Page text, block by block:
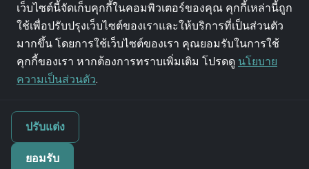
นโยบายความเป็นส่วนตัว
พันธมิตร
llms.txt
©
iSolve Sp z o.o. | VAT: PL9571126650 | al. Grunwaldzka 56/202, 80-309
เว็บไซต์นี้จัดเก็บคุกกี้ในคอมพิวเตอร์ของคุณ คุกกี้เหล่านี้ถูก
ใช้เพื่อปรับปรุงเว็บไซต์ของเราและให้บริการที่เป็นส่วนตัว
มากขึ้น โดยการใช้เว็บไซต์ของเรา คุณยอมรับในการใช้
คุกกี้ของเรา หากต้องการทราบเพิ่มเติม โปรดดู นโยบาย
ความเป็นส่วนตัว.
ปรับแต่ง
ยอมรับ